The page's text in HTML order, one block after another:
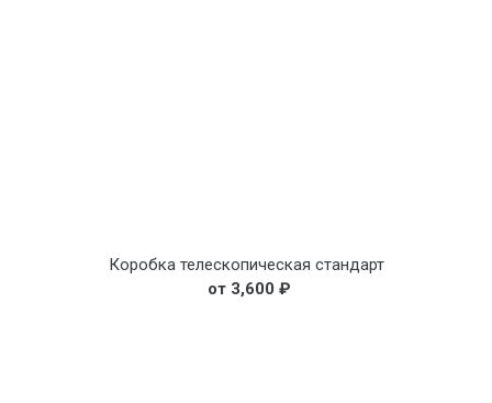
Коробка телескопическая стандарт
3,600 ₽